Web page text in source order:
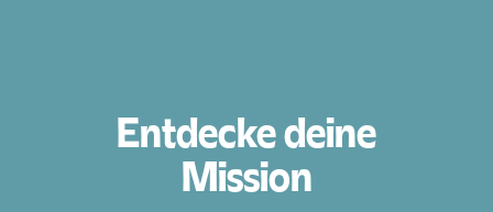
Entdecke deine
Mission